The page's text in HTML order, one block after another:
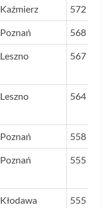
Kaźmierz 572
Poznań 568
Leszno 567
Leszno 564
Poznań 558
Poznań 555
Kłodawa 555